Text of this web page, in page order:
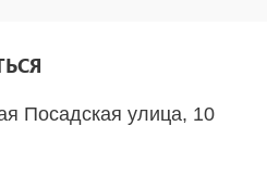
Посадская улица, 10